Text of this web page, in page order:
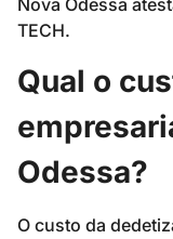
TECH.
Qual o
Odessa?
O custo da